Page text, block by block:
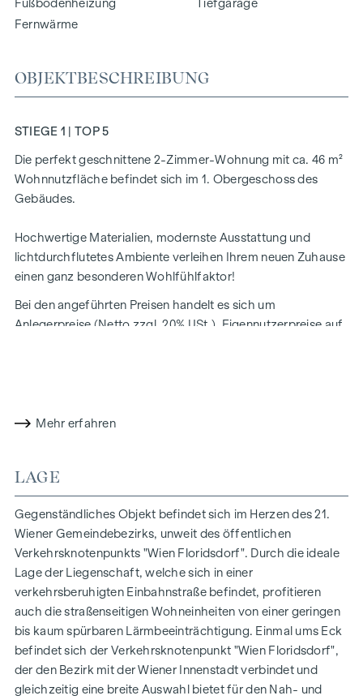
Fußbodenheizung
Fernwärme
Tiefgarage
OBJEKTBESCHREIBUNG
STIEGE 1 | TOP 5
Die perfekt geschnittene 2-Zimmer-Wohnung mit ca. 46 m²
Wohnnutzfläche befindet sich im 1. Obergeschoss des
Gebäudes.
Hochwertige Materialien, modernste Ausstattung und
lichtdurchflutetes Ambiente verleihen Ihrem neuen Zuhause
einen ganz besonderen Wohlfühlfaktor!
Bei den angeführten Preisen handelt es sich um
Anlegerpreise (Netto zzgl. 20% USt.). Eigennutzerpreise auf
lichtdurchflutete Wohnküche mit direktem Zugang zum
Schlafzimmer mit Zugang zum Badezimmer
Badezimmer mit Badewanne, Handwaschbecken,
Handtuchwärmer, Waschmaschinen- und
Trockneranschluss
Balkon (ca. 4 m²) mit Südost-Ausrichtung
Kellerabteil im Untergeschoss
Der besonders günstig gelegene Standort der
verkehrsberuhigten Einbahnstraße "Fahrbachgasse", die
fließend in die Begegnungszone der dort angesiedelten
Bildungseinrichtungen über geht, verleiht dem Objekt den
gewissen Charme mit all seinen Vorzügen.
Mehr erfahren
LAGE
Gegenständliches Objekt befindet sich im Herzen des 21.
Wiener Gemeindebezirks, unweit des öffentlichen
Verkehrsknotenpunkts "Wien Floridsdorf". Durch die ideale
Lage der Liegenschaft, welche sich in einer
verkehrsberuhigten Einbahnstraße befindet, profitieren
auch die straßenseitigen Wohneinheiten von einer geringen
bis kaum spürbaren Lärmbeeinträchtigung. Einmal ums Eck
befindet sich der Verkehrsknotenpunkt "Wien Floridsdorf",
der den Bezirk mit der Wiener Innenstadt verbindet und
gleichzeitig eine breite Auswahl bietet für den Nah- und